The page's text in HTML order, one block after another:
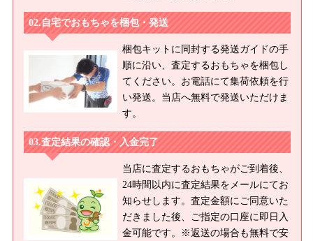
自宅でおもちゃを梱包・発送
梱包キットに同封する発送ガイドの手
順に沿い、査定するおもちゃを梱包し
てください。お電話にて集荷依頼を行
い発送。当店へ無料で発送いただけま
す。
査定結果の確認・入金完了
当店に査定するおもちゃがご到着後、
24時間以内に査定結果をメールにてお
知らせします。査定金額にご同意いた
だきました後、ご指定の口座に即日入
金可能です。※返送の場合も無料で安